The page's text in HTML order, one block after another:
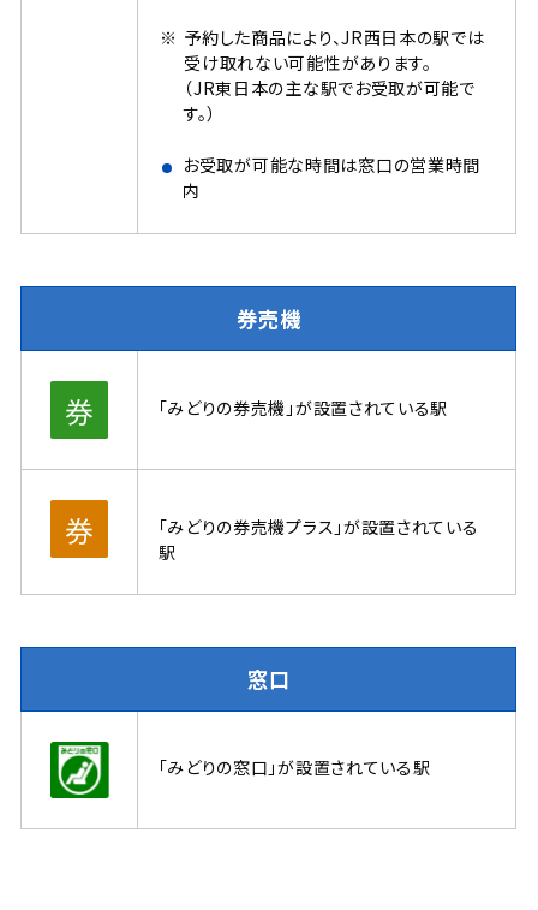
予約した商品により、JR西日本の駅では
受け取れない可能性があります。
（JR東日本の主な駅でお受取が可能で
す。）
お受取が可能な時間は窓口の営業時間
内
券売機
「みどりの券売機」が設置されている駅
「みどりの券売機プラス」が設置されている
駅
窓口
「みどりの窓口」が設置されている駅